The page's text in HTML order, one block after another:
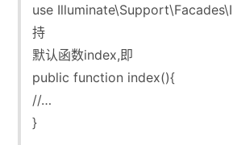
use
持
默认函数index,即
public function index(){
//…
}